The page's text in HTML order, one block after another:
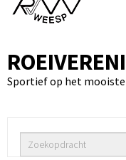
Sportief op het